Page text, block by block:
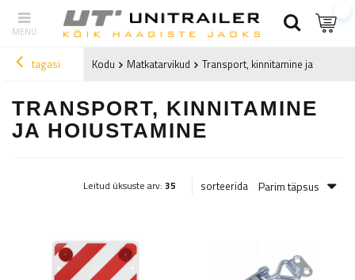
tagasi Kodu Matkatarvikud Transport, kinnitamine ja
TRANSPORT, KINNITAMINE
JA HOIUSTAMINE
Leitud üksuste arv: 35 sorteerida Parim täpsus